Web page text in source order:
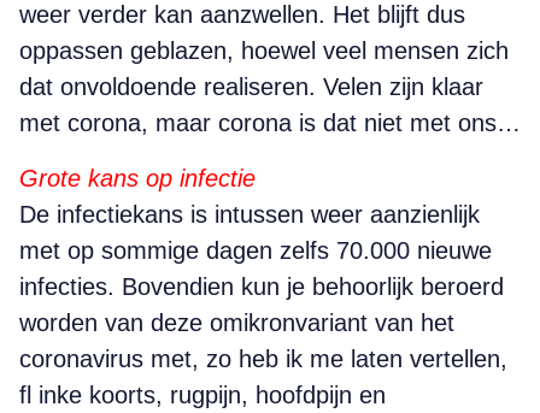
weer verder kan aanzwellen. Het blijft dus
oppassen geblazen, hoewel veel mensen zich
dat onvoldoende realiseren. Velen zijn klaar
met corona, maar corona is dat niet met ons…
Grote kans op infectie
De infectiekans is intussen weer aanzienlijk
met op sommige dagen zelfs 70.000 nieuwe
infecties. Bovendien kun je behoorlijk beroerd
worden van deze omikronvariant van het
coronavirus met, zo heb ik me laten vertellen,
fl inke koorts, rugpijn, hoofdpijn en